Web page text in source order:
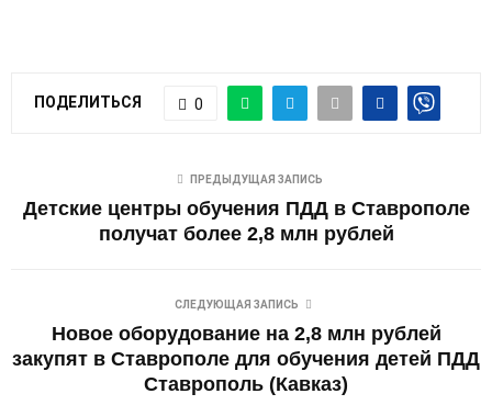
ПОДЕЛИТЬСЯ 0
ПРЕДЫДУЩАЯ ЗАПИСЬ
Детские центры обучения ПДД в Ставрополе
получат более 2,8 млн рублей
СЛЕДУЮЩАЯ ЗАПИСЬ
Новое оборудование на 2,8 млн рублей
закупят в Ставрополе для обучения детей ПДД
Ставрополь (Кавказ)